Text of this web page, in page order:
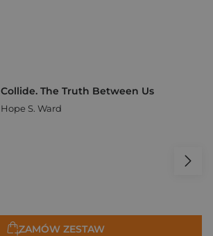
Collide. The Truth Between Us
Hope S. Ward
ZAMÓW ZESTAW